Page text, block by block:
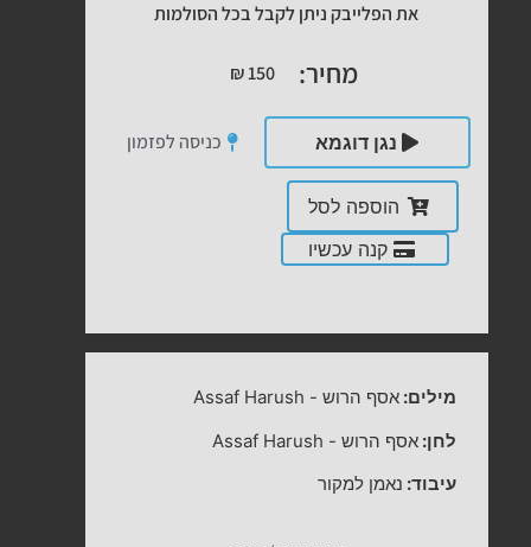
את הפלייבק ניתן לקבל בכל הסולמות
מחיר: ₪150
נגן דוגמא כניסה לפזמון
הוספה לסל
קנה עכשיו
מילים:אסף הרוש -
Assaf Harush
לחן:אסף הרוש -
Assaf Harush
עיבוד: נאמן למקור